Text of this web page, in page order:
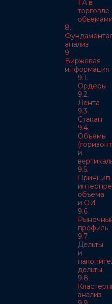
ТА в
торговле
8.
анализ
9.
Биржевая
информация
9.1.
Ордеры
9.2.
Лента
9.3.
Стакан
9.4.
Объемы
и
9.5.
Принцип
объема
и ОИ
9.6.
профиль
9.7.
Дельты
и
дельты
9.8.
анализ